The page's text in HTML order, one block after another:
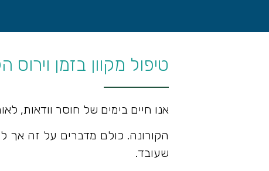
טיפול מקוון בזמן וירוס
אנו חיים בימים של חוסר וודאות,
הקורונה. כולם מדברים על זה אך
שעובד.